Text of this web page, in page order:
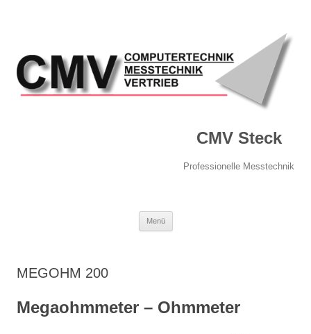
CMV Steck
Professionelle Messtechnik
Menü
MEGOHM 200
Megaohmmeter – Ohmmeter